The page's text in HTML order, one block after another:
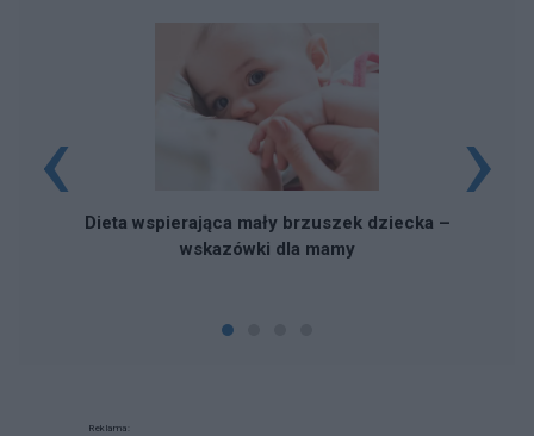
Dieta wspierająca mały brzuszek dziecka –
wskazówki dla mamy
‹ ›
Reklama: